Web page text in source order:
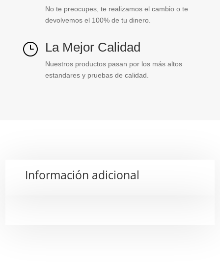
No te preocupes, te realizamos el cambio o te
devolvemos el 100% de tu dinero.
} La Mejor Calidad
Nuestros productos pasan por los más altos
estandares y pruebas de calidad.
Información adicional